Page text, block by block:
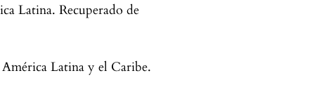
Latina. Recuperado de
Latina y el Caribe.